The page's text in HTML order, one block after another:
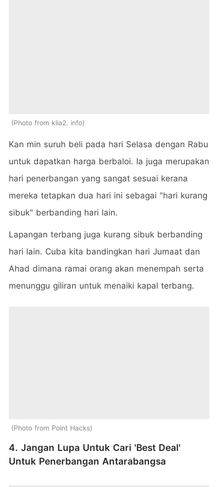
Photo from klia2. info
Kan min suruh beli pada hari Selasa dengan Rabu
untuk dapatkan harga berbaloi. Ia juga merupakan
hari penerbangan yang sangat sesuai kerana
mereka tetapkan dua hari ini sebagai "hari kurang
sibuk" berbanding hari lain.
Lapangan terbang juga kurang sibuk berbanding
hari lain. Cuba kita bandingkan hari Jumaat dan
Ahad dimana ramai orang akan menempah serta
menunggu giliran untuk menaiki kapal terbang.
Photo from Point Hacks
4. Jangan Lupa Untuk Cari 'Best Deal'
Untuk Penerbangan Antarabangsa